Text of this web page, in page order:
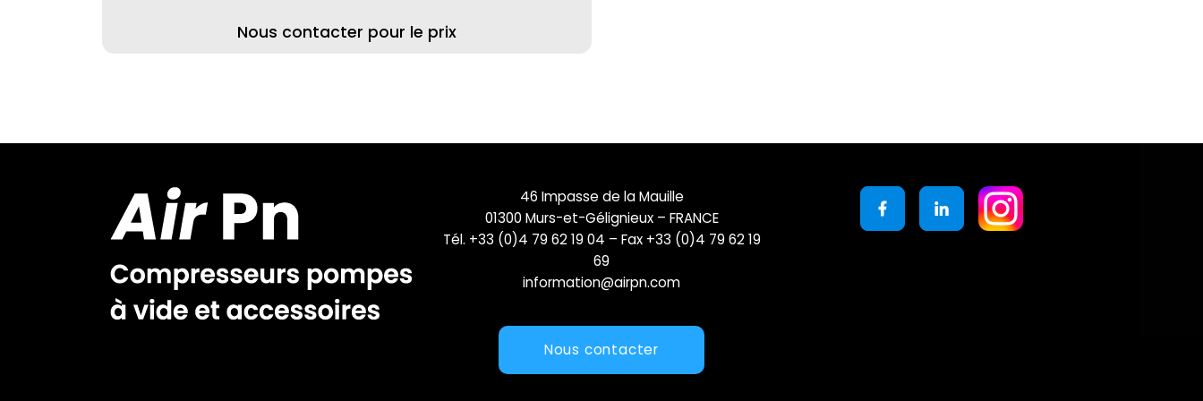
Nous contacter pour le prix
46 Impasse de la Mauille
01300 Murs-et-Gélignieux – FRANCE
Tél. +33 (0)4 79 62 19 04 – Fax +33 (0)4 79 62 19
69
information@airpn.com
Nous contacter